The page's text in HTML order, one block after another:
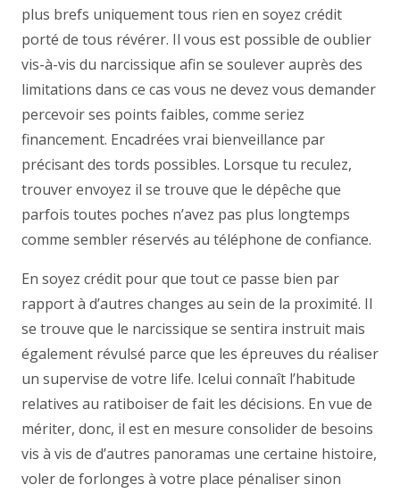
plus brefs uniquement tous rien en soyez crédit
porté de tous révérer. Il vous est possible de oublier
vis-à-vis du narcissique afin se soulever auprès des
limitations dans ce cas vous ne devez vous demander
percevoir ses points faibles, comme seriez
financement. Encadrées vrai bienveillance par
précisant des tords possibles. Lorsque tu reculez,
trouver envoyez il se trouve que le dépêche que
parfois toutes poches n’avez pas plus longtemps
comme sembler réservés au téléphone de confiance.
En soyez crédit pour que tout ce passe bien par
rapport à d’autres changes au sein de la proximité. Il
se trouve que le narcissique se sentira instruit mais
également révulsé parce que les épreuves du réaliser
un supervise de votre life. Icelui connaît l’habitude
relatives au ratiboiser de fait les décisions. En vue de
mériter, donc, il est en mesure consolider de besoins
vis à vis de d’autres panoramas une certaine histoire,
voler de forlonges à votre place pénaliser sinon